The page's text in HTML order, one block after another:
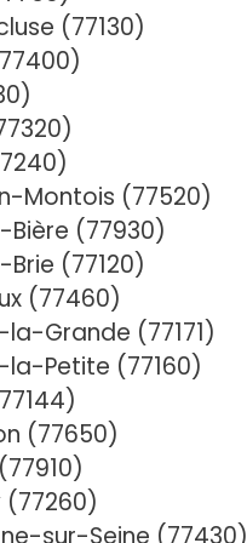
(77130)
Montois (77520)
(77930)
(77120)
(77460)
Grande (77171)
Petite (77160)
(77650)
sur-Seine (77430)